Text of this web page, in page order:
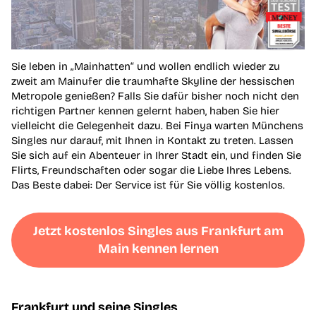
Sie leben in „Mainhatten“ und wollen endlich wieder zu
zweit am Mainufer die traumhafte Skyline der hessischen
Metropole genießen? Falls Sie dafür bisher noch nicht den
richtigen Partner kennen gelernt haben, haben Sie hier
vielleicht die Gelegenheit dazu. Bei Finya warten Münchens
Singles nur darauf, mit Ihnen in Kontakt zu treten. Lassen
Sie sich auf ein Abenteuer in Ihrer Stadt ein, und finden Sie
Flirts, Freundschaften oder sogar die Liebe Ihres Lebens.
Das Beste dabei: Der Service ist für Sie völlig kostenlos.
Jetzt kostenlos Singles aus Frankfurt am
Main kennen lernen
Frankfurt und seine Singles